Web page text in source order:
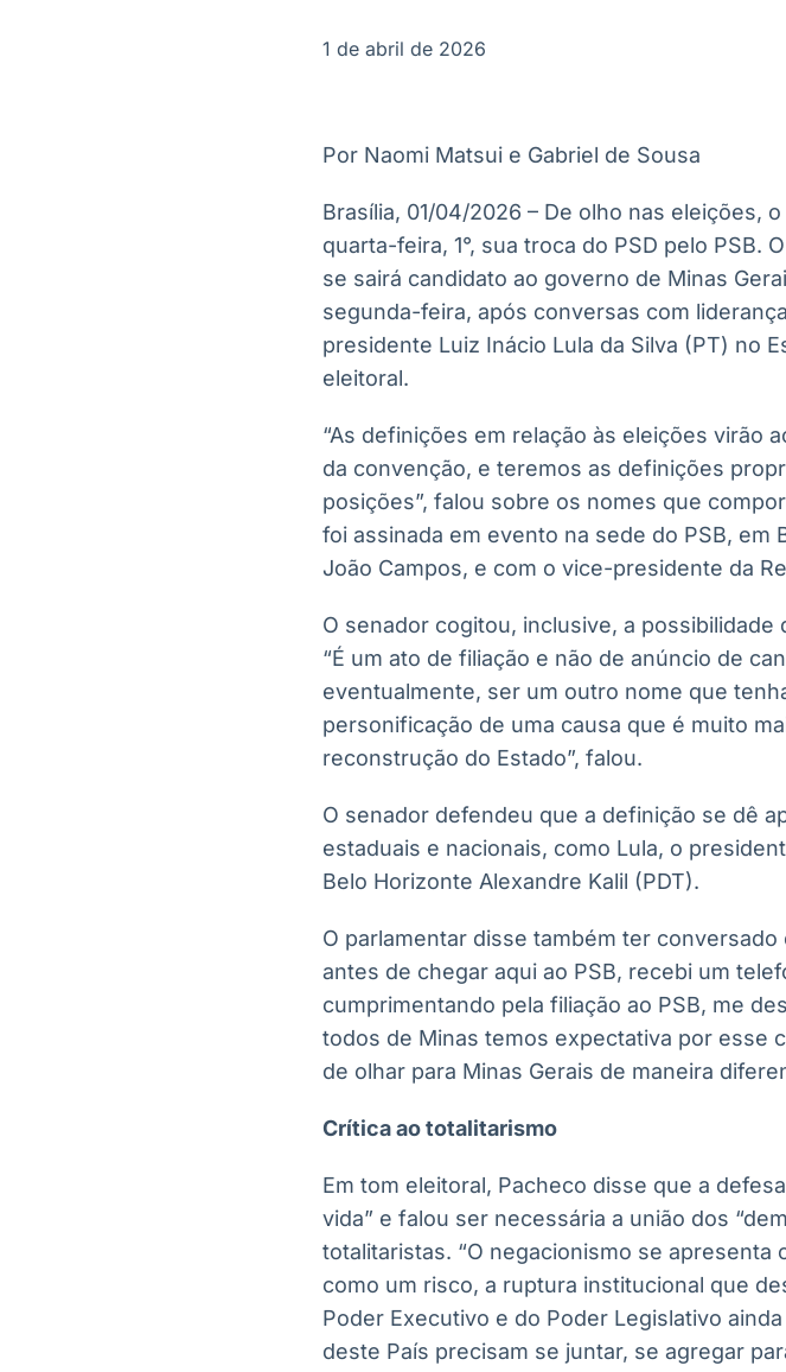
Plataforma para
negociação de
APIs para
integração de
Broadcast
inteligente de
notícias e
conteúdos
Broadcast
A melhor
plataforma para
analisar fundos
de investimento
no Brasil
IA BroadFast
Em breve
1 de abril de 2026
Por Naomi Matsui e Gabriel de Sousa
Brasília, 01/04/2026 – De olho nas eleições,
quarta-feira, 1°, sua troca do PSD pelo
se sairá candidato ao governo de Minas
segunda-feira, após conversas com
presidente Luiz Inácio Lula da Silva (PT) no
eleitoral.
“As definições em relação às eleições virão
da convenção, e teremos as definições
posições”, falou sobre os nomes que
foi assinada em evento na sede do PSB,
João Campos, e com o vice-presidente da
O senador cogitou, inclusive, a
“É um ato de filiação e não de anúncio de
eventualmente, ser um outro nome que
personificação de uma causa que é muito
reconstrução do Estado”, falou.
O senador defendeu que a definição se dê
estaduais e nacionais, como Lula, o
Belo Horizonte Alexandre Kalil (PDT).
O parlamentar disse também ter
antes de chegar aqui ao PSB, recebi um
cumprimentando pela filiação ao PSB, me
todos de Minas temos expectativa por esse
de olhar para Minas Gerais de maneira
Crítica ao totalitarismo
Em tom eleitoral, Pacheco disse que a
vida” e falou ser necessária a união dos
totalitaristas. “O negacionismo se
como um risco, a ruptura institucional que
Poder Executivo e do Poder Legislativo
deste País precisam se juntar, se agregar